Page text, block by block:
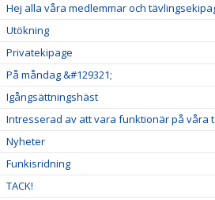
Hej alla våra medlemmar och
Utökning
Privatekipage
På måndag &#129321;
Igångsättningshäst
Intresserad av att vara funktionär på våra
Nyheter
Funkisridning
TACK!